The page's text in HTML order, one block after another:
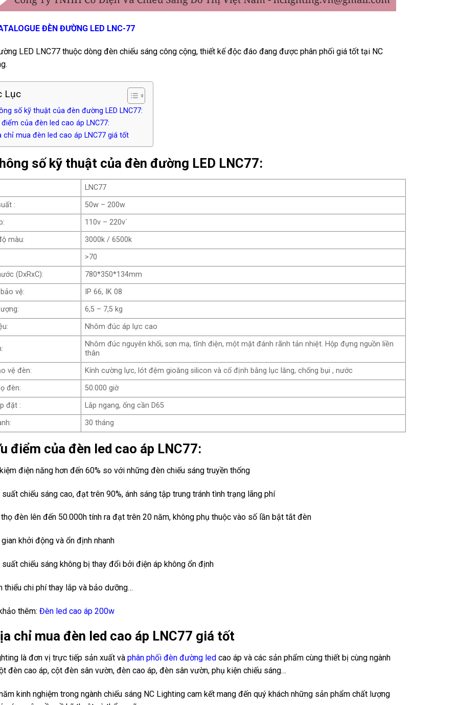
ĐÈN ĐƯỜNG LED LNC-77
LED LNC77 thuộc dòng đèn chiếu sáng công cộng, thiết kế độc đáo đang được phân phối giá tốt tại NC
Lục
số kỹ thuật của đèn đường LED LNC77:
điểm của đèn led cao áp LNC77:
chỉ mua đèn led cao áp LNC77 giá tốt
số kỹ thuật của đèn đường LED LNC77:
LNC77
:
50w – 200w
110v – 220v`
màu:
3000k / 6500k
>70
(DxRxC):
780*350*134mm
vệ:
IP 66, IK 08
6,5 – 7,5 kg
Nhôm đúc áp lực cao
Nhôm đúc nguyên khối, sơn mạ, tĩnh điện, một mặt đánh rãnh tản nhiệt. Hộp đựng nguồn liền
thân
vệ đèn:
Kính cường lực, lót đệm gioăng silicon và cố định bằng lục lăng, chống bụi , nước
đèn:
50.000 giờ
đặt :
Lắp ngang, ống cần D65
30 tháng
điểm của đèn led cao áp LNC77:
điện năng hơn đến 60% so với những đèn chiếu sáng truyền thống
suất chiếu sáng cao, đạt trên 90%, ánh sáng tập trung tránh tình trạng lãng phí
đèn lên đến 50.000h tính ra đạt trên 20 năm, không phụ thuộc vào số lần bật tắt đèn
khởi động và ổn định nhanh
suất chiếu sáng không bị thay đổi bởi điện áp không ổn định
thiểu chi phí thay lắp và bảo dưỡng…
thêm: Đèn led cao áp 200w
chỉ mua đèn led cao áp LNC77 giá tốt
là đơn vị trực tiếp sản xuất và phân phối đèn đường led cao áp và các sản phẩm cùng thiết bị cùng ngành
đèn cao áp, cột đèn sân vườn, đèn cao áp, đèn sân vườn, phụ kiện chiếu sáng…
kinh nghiệm trong ngành chiếu sáng NC Lighting cam kết mang đến quý khách những sản phẩm chất lượng